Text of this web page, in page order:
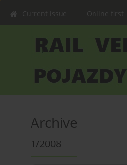
Current issue Online first
Archive
1/2008